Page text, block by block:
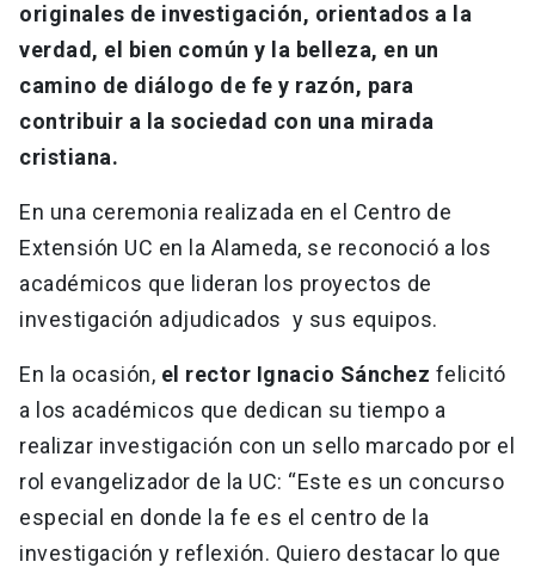
originales de investigación, orientados a la
verdad, el bien común y la belleza, en un
camino de diálogo de fe y razón, para
contribuir a la sociedad con una mirada
cristiana.
En una ceremonia realizada en el Centro de
Extensión UC en la Alameda, se reconoció a los
académicos que lideran los proyectos de
investigación adjudicados y sus equipos.
En la ocasión, el rector Ignacio Sánchez felicitó
a los académicos que dedican su tiempo a
realizar investigación con un sello marcado por el
rol evangelizador de la UC: “Este es un concurso
especial en donde la fe es el centro de la
investigación y reflexión. Quiero destacar lo que